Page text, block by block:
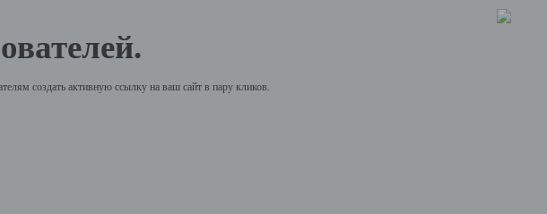
создать активную ссылку на ваш сайт в пару кликов.